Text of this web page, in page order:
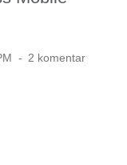
2 komentar